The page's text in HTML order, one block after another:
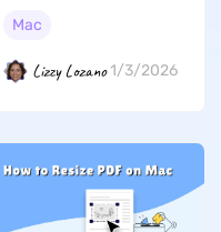
2026 (รองรับ macOS
Tahoe)
Mac
Lizzy Lozano1/3/2026